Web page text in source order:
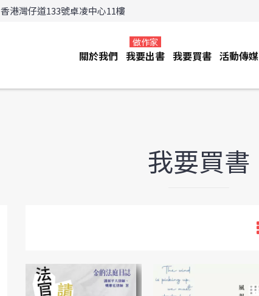
香港灣仔道133號卓凌中心11樓
關於我們 我要出書
做作家
我要買書 活動傳媒
我要買書